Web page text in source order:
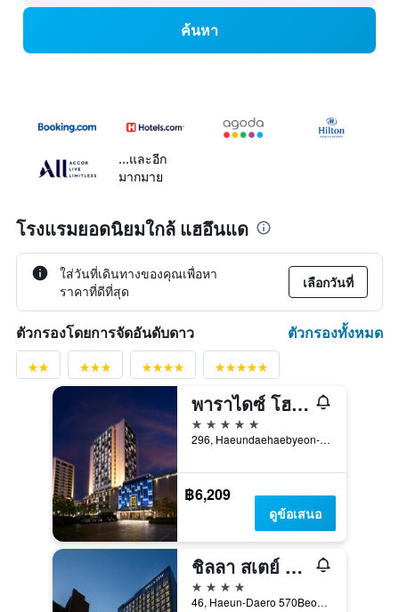
ค้นหา
...และอีก
มากมาย
โรงแรมยอดนิยมใกล้ แฮอึนแด
ใส่วันที่เดินทางของคุณเพื่อหา
ราคาที่ดีที่สุด
เลือกวันที่
ตัวกรองโดยการจัดอันดับดาว ตัวกรองทั้งหมด
พาราไดซ์ โฮเทล บูซาน
5 ดาว
296, Haeundaehaebyeon-ro, Haeundae-gu, ปูซาน, เกาหลีใต้
฿6,209
ดูข้อเสนอ
ชิลลา สเตย์ ปูซาน แฮอุนแด
4 ดาว
46, Haeun-Daero 570Beon-Gil, Haeundae-gu, ปูซาน, เกาหลีใต้